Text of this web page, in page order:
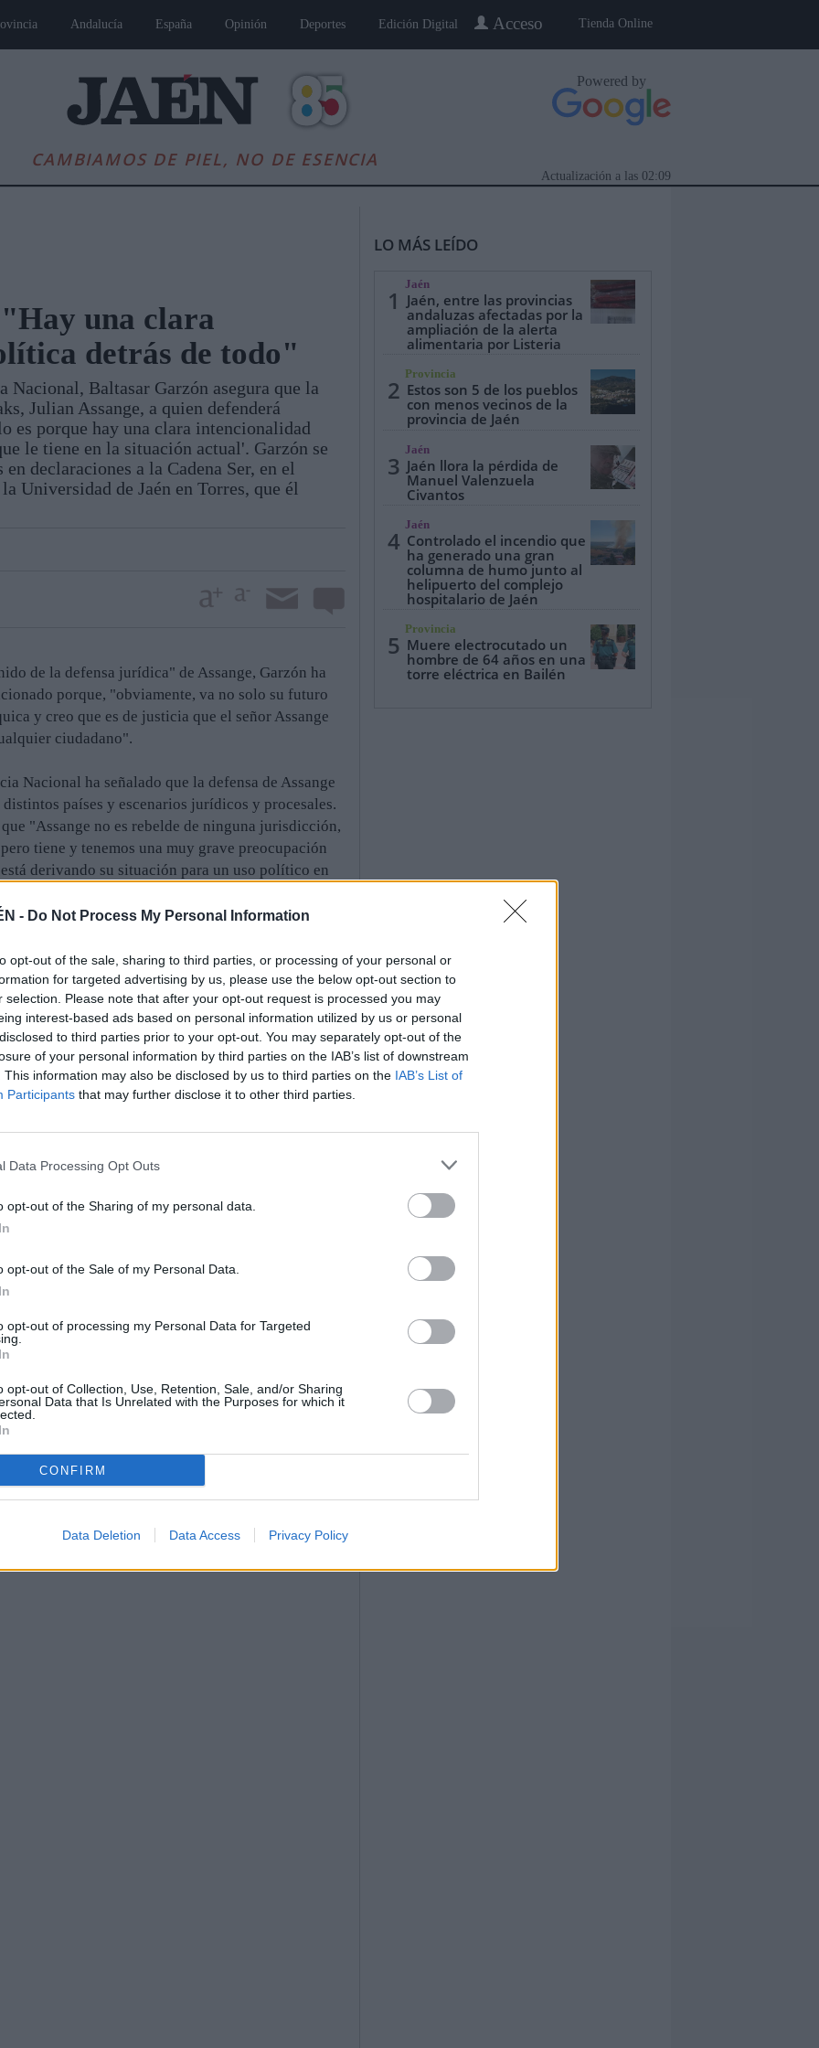
- Do Not Process My Personal Information
opt-out of the sale, sharing to third parties, or processing of your personal or
for targeted advertising by us, please use the below opt-out section to
selection. Please note that after your opt-out request is processed you may
interest-based ads based on personal information utilized by us or personal
to third parties prior to your opt-out. You may separately opt-out of the
of your personal information by third parties on the IAB’s list of downstream
This information may also be disclosed by us to third parties on the IAB’s List of
Participants that may further disclose it to other third parties.
Data Processing Opt Outs
opt-out of the Sharing of my personal data.
opt-out of the Sale of my Personal Data.
opt-out of processing my Personal Data for Targeted
opt-out of Collection, Use, Retention, Sale, and/or Sharing
Data that Is Unrelated with the Purposes for which it
CONFIRM
Data Deletion Data Access Privacy Policy
Tienda Online
Acceso
Andalucía España Opinión Deportes Edición Digital
CAMBIAMOS DE PIEL, NO DE ESENCIA
Powered by
02:09
Actualización a las
Andalucía Internacional Opinión Cultura Jaén, Pueblo a Pueblo Gente Especiales
una clara
detrás de todo"
Nacional, Baltasar Garzón asegura que la
Julian Assange, a quien defenderá
es porque hay una clara intencionalidad
le tiene en la situación actual'. Garzón se
declaraciones a la Cadena Ser, en el
Universidad de Jaén en Torres, que él
de la defensa jurídica" de Assange, Garzón ha
porque, "obviamente, va no solo su futuro
y creo que es de justicia que el señor Assange
ciudadano".
Nacional ha señalado que la defensa de Assange
países y escenarios jurídicos y procesales.
"Assange no es rebelde de ninguna jurisdicción,
tiene y tenemos una muy grave preocupación
derivando su situación para un uso político en
su organización a la hora de denunciar e abuso de
ser la causa de un proceso que, a todas luces, y
y carece de base absolutamente", ha
como Gran Bretaña o Suecia que Assange "es
adecuado que reciba la presión de gobiernos al
Según ha continuado, "entiende que la situación
para la mayoría de las personas que se
que atentan a cualquier derecho humano que
de Wikileaks después de mantener una
sede de la Embajada Ecuatoriana en Londres
en el proceso contra Wikileaks y su fundador.
LO MÁS LEÍDO
1
Jaén
Jaén, entre las provincias
andaluzas afectadas por la
ampliación de la alerta
alimentaria por Listeria
2
Provincia
Estos son 5 de los pueblos
con menos vecinos de la
provincia de Jaén
3
Jaén
Jaén llora la pérdida de
Manuel Valenzuela
Civantos
4
Jaén
Controlado el incendio que
ha generado una gran
columna de humo junto al
helipuerto del complejo
hospitalario de Jaén
5
Provincia
Muere electrocutado un
hombre de 64 años en una
torre eléctrica en Bailén